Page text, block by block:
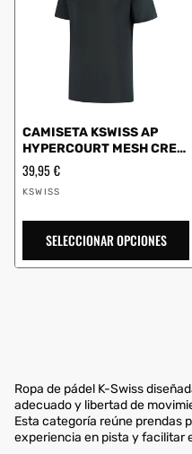
CAMISETA KSWISS AP
HYPERCOURT MESH CREW
5 NEGRO
Precio
habitual
39,95 €
Proveedor:
KSWISS
SELECCIONAR OPCIONES
Ropa de pádel K-Swiss
adecuado y libertad de
Esta categoría reúne prendas
experiencia en pista y facilitar